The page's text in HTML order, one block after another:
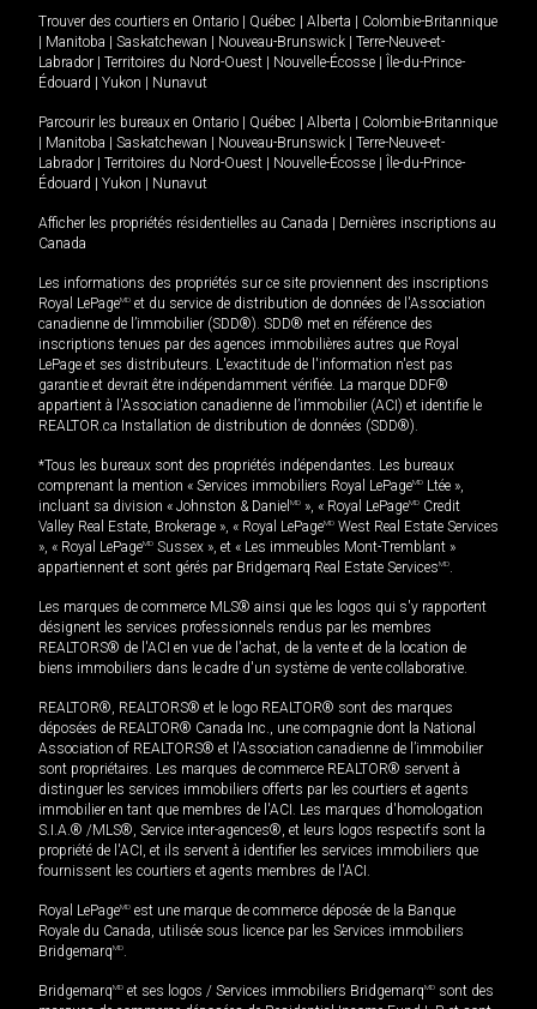
Trouver des courtiers en Ontario Québec Alberta
Colombie-Britannique
Manitoba Saskatchewan Nouveau-Brunswick
Terre-Neuve-et-
Labrador
Territoires du Nord-Ouest Nouvelle-Écosse
Île-du-Prince-
Édouard
Yukon Nunavut
Parcourir les bureaux en Ontario Québec Alberta
Colombie-Britannique
Manitoba Saskatchewan Nouveau-Brunswick
Terre-Neuve-et-
Labrador
Territoires du Nord-Ouest Nouvelle-Écosse
Île-du-Prince-
Édouard
Yukon Nunavut
Afficher les propriétés résidentielles au Canada
Dernières inscriptions au
Canada
Les informations des propriétés sur ce site proviennent des inscriptions
Royal LePageMD et du service de distribution de données de l'Association
canadienne de l’immobilier (SDD®). SDD® met en référence des
inscriptions tenues par des agences immobilières autres que Royal
LePage et ses distributeurs. L'exactitude de l'information n'est pas
garantie et devrait être indépendamment vérifiée. La marque DDF®
appartient à l'Association canadienne de l’immobilier (ACI) et identifie le
REALTOR.ca Installation de distribution de données (SDD®).
*Tous les bureaux sont des propriétés indépendantes. Les bureaux
comprenant la mention « Services immobiliers Royal LePageMD Ltée »,
incluant sa division « Johnston & Daniel MD », « Royal LePageMD Credit
Valley Real Estate, Brokerage », « Royal LePageMD West Real Estate Services
», « Royal LePageMD Sussex », et « Les immeubles Mont-Tremblant »
appartiennent et sont gérés par Bridgemarq Real Estate ServicesMD.
Les marques de commerce MLS® ainsi que les logos qui s'y rapportent
désignent les services professionnels rendus par les membres
REALTORS® de l'ACI en vue de l'achat, de la vente et de la location de
biens immobiliers dans le cadre d'un système de vente collaborative.
REALTOR®, REALTORS® et le logo REALTOR® sont des marques
déposées de REALTOR® Canada Inc., une compagnie dont la National
Association of REALTORS® et l'Association canadienne de l’immobilier
sont propriétaires. Les marques de commerce REALTOR® servent à
distinguer les services immobiliers offerts par les courtiers et agents
immobilier en tant que membres de l'ACI. Les marques d'homologation
S.I.A.® /MLS®, Service inter-agences®, et leurs logos respectifs sont la
propriété de l'ACI, et ils servent à identifier les services immobiliers que
fournissent les courtiers et agents membres de l'ACI.
Royal LePageMD est une marque de commerce déposée de la Banque
Royale du Canada, utilisée sous licence par les Services immobiliers
BridgemarqMD.
BridgemarqMD et ses logos / Services immobiliers BridgemarqMD sont des